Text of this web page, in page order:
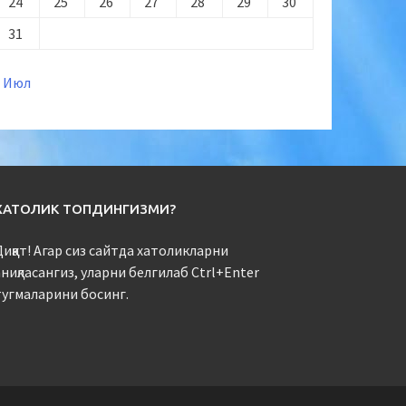
31
Июл
ТОПДИНГИЗМИ?
Агар сиз сайтда хатоликларни
уларни белгилаб Ctrl+Enter
босинг.